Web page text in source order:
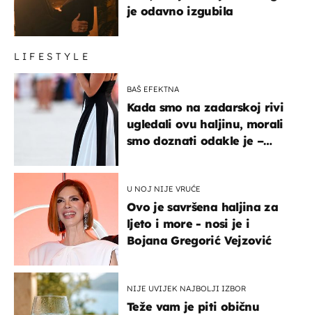
je odavno izgubila
LIFESTYLE
BAŠ EFEKTNA
Kada smo na zadarskoj rivi
ugledali ovu haljinu, morali
smo doznati odakle je –
U NOJ NIJE VRUĆE
Ovo je savršena haljina za
ljeto i more - nosi je i
Bojana Gregorić Vejzović
NIJE UVIJEK NAJBOLJI IZBOR
Teže vam je piti običnu